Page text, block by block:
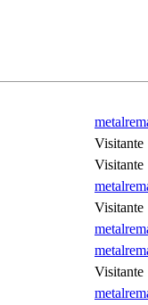
Visitante
Visitante
Visitante
Visitante